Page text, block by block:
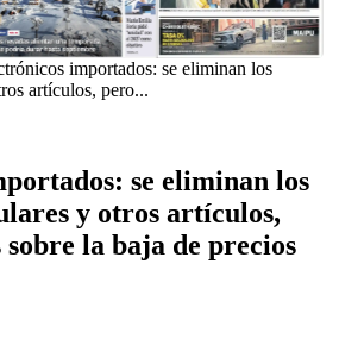
importados: se eliminan los
artículos, pero...
se eliminan los
y otros artículos,
la baja de precios